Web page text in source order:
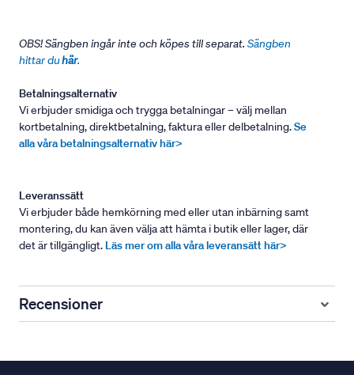
OBS! Sängben ingår inte och köpes till separat. Sängben
hittar duhär.
Betalningsalternativ
Vi erbjuder smidiga och trygga betalningar – välj mellan
kortbetalning, direktbetalning, faktura eller delbetalning.Se
alla våra betalningsalternativ här>
Leveranssätt
Vi erbjuder både hemkörning med eller utan inbärning samt
montering, du kan även välja att hämta i butik eller lager, där
det är tillgängligt. Läs mer om alla våra leveransätt här>
Recensioner